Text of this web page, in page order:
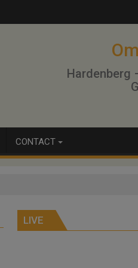
Hardenberg
CONTACT
LIVE